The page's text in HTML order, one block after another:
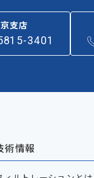
支店
3401
術情報